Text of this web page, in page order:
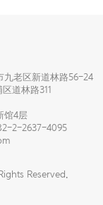
九老区新道林路56-24
道林路311
馆4层
2-2637-4095
Reserved.